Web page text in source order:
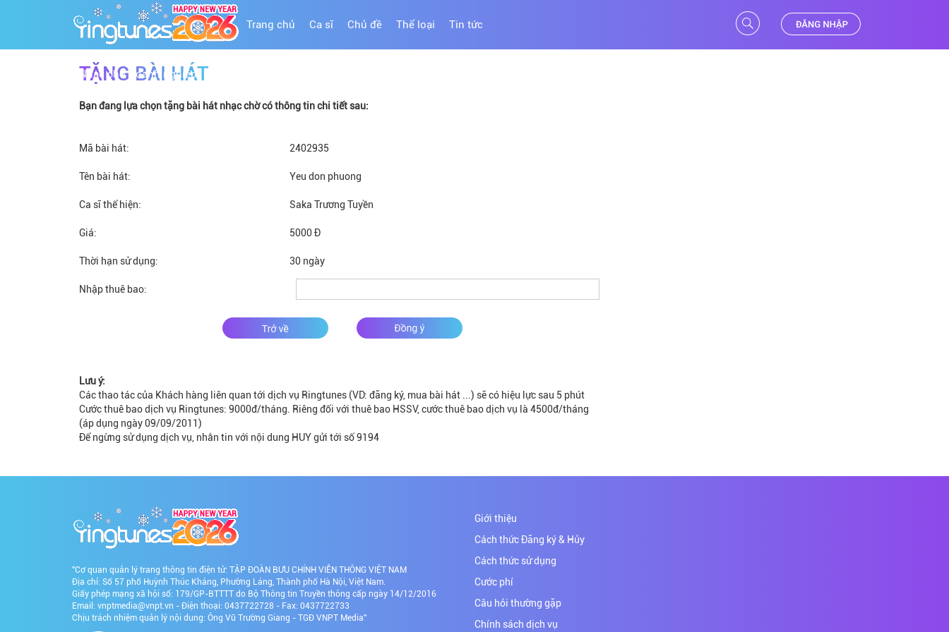
Trang chủ Ca sĩ Chủ đề Thể loại Tin tức
Nhạc chờ Doanh nghiệp
TẶNG BÀI HÁT
Bạn đang lựa chọn tặng bài hát nhạc chờ có thông tin chi tiết sau:
Mã bài hát: 2402935
Tên bài hát: Yeu don phuong
Ca sĩ thể hiện: Saka Trương Tuyền
Giá: 5000 Đ
Thời hạn sử dụng: 30 ngày
Nhập thuê bao:
Lưu ý:
Các thao tác của Khách hàng liên quan tới dịch vụ Ringtunes (VD: đăng ký, mua bài hát ...) sẽ có hiệu lực sau 5 phút
Cước thuê bao dịch vụ Ringtunes: 9000đ/tháng. Riêng đối với thuê bao HSSV, cước thuê bao dịch vụ là 4500đ/tháng
(áp dụng ngày 09/09/2011)
Để ngừng sử dụng dịch vụ, nhắn tin với nội dung HUY gửi tới số 9194
"Cơ quan quản lý trang thông tin điện tử: TẬP ĐOÀN BƯU CHÍNH VIỄN THÔNG VIỆT NAM
Địa chỉ: Số 57 phố Huỳnh Thúc Kháng, Phường Láng, Thành phố Hà Nội, Việt Nam.
Giấy phép mạng xã hội số: 179/GP-BTTTT do Bộ Thông tin Truyền thông cấp ngày 14/12/2016
Email: vnptmedia@vnpt.vn - Điện thoại: 0437722728 - Fax: 0437722733
Chịu trách nhiệm quản lý nội dung: Ông Vũ Trường Giang - TGĐ VNPT Media"
Giới thiệu
Cách thức Đăng ký & Hủy
Cách thức sử dụng
Cước phí
Câu hỏi thường gặp
Chính sách dịch vụ